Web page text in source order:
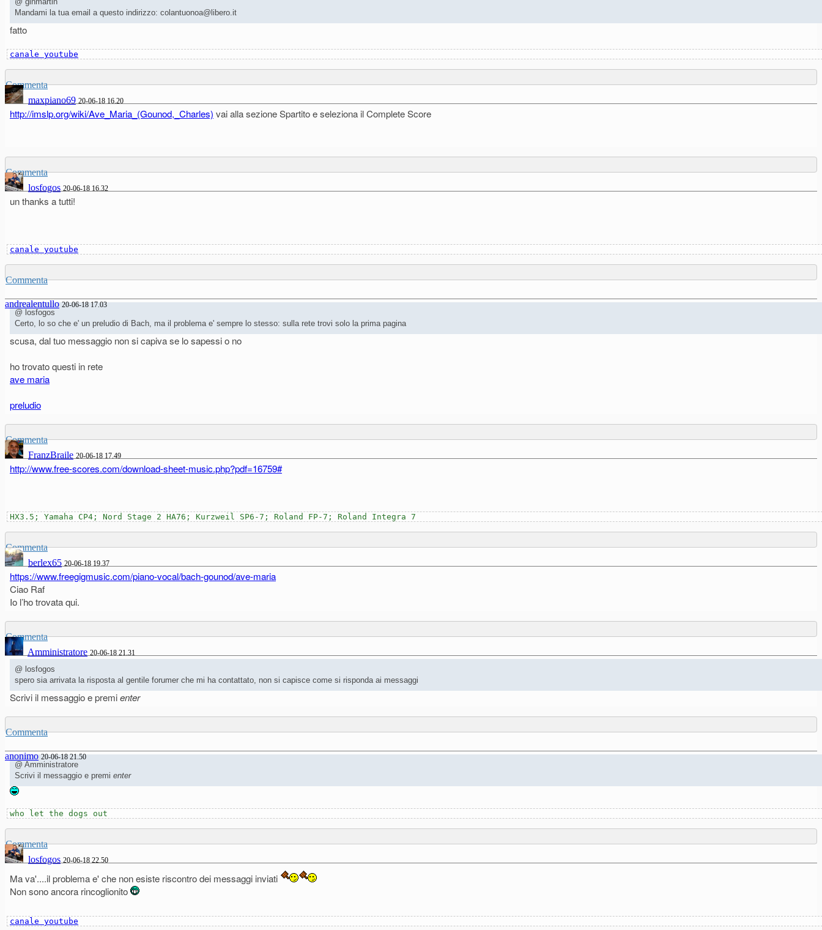
Mandami la tua email a questo indirizzo: colantuonoa@libero.it
fatto
canale youtube
Commenta
maxpiano69 20-06-18 16.20
http://imslp.org/wiki/Ave_Maria_(Gounod,_Charles) vai alla sezione Spartito e seleziona il Complete Score
Commenta
losfogos 20-06-18 16.32
un thanks a tutti!
canale youtube
Commenta
andrealentullo 20-06-18 17.03
@ losfogos
Certo, lo so che e' un preludio di Bach, ma il problema e' sempre lo stesso: sulla rete trovi solo la prima pagina
scusa, dal tuo messaggio non si capiva se lo sapessi o no
ho trovato questi in rete
ave maria
preludio
Commenta
FranzBraile 20-06-18 17.49
http://www.free-scores.com/download-sheet-music.php?pdf=16759#
HX3.5; Yamaha CP4; Nord Stage 2 HA76; Kurzweil SP6-7; Roland FP-7; Roland Integra 7
Commenta
berlex65 20-06-18 19.37
https://www.freegigmusic.com/piano-vocal/bach-gounod/ave-maria
Ciao Raf
Io l’ho trovata qui.
Commenta
Amministratore 20-06-18 21.31
@ losfogos
spero sia arrivata la risposta al gentile forumer che mi ha contattato, non si capisce come si risponda ai messaggi
Scrivi il messaggio e premienter
Commenta
anonimo 20-06-18 21.50
@ Amministratore
Scrivi il messaggio e premi enter
who let the dogs out
Commenta
losfogos 20-06-18 22.50
Ma va'....il problema e' che non esiste riscontro dei messaggi inviati
Non sono ancora rincoglionito
canale youtube